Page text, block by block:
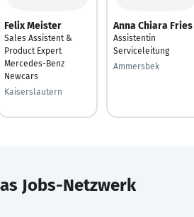
Felix Meister
Sales Assistent &
Product Expert
Mercedes-Benz
Newcars
Kaiserslautern
Anna Chiara Fries
Assistentin
Serviceleitung
Ammersbek
Jobs-Netzwerk